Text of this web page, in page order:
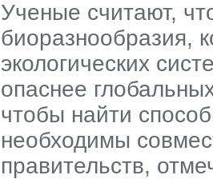
Ученые считают,
биоразнообразия,
экологических
опаснее
чтобы найти
необходимы
правительств,